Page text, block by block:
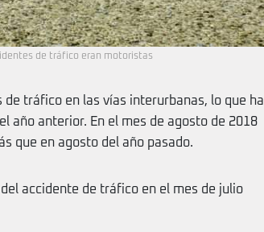
de tráfico eran motoristas
tráfico en las vías interurbanas, lo que ha
año anterior. En el mes de agosto de 2018
que en agosto del año pasado.
accidente de tráfico en el mes de julio